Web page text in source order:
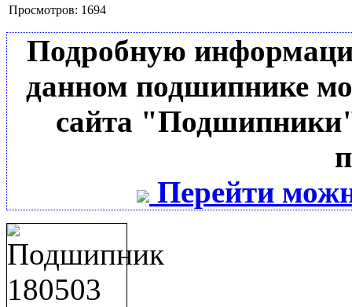
Просмотров: 1694
Подробную
данном подшипнике
сайта
Перейти